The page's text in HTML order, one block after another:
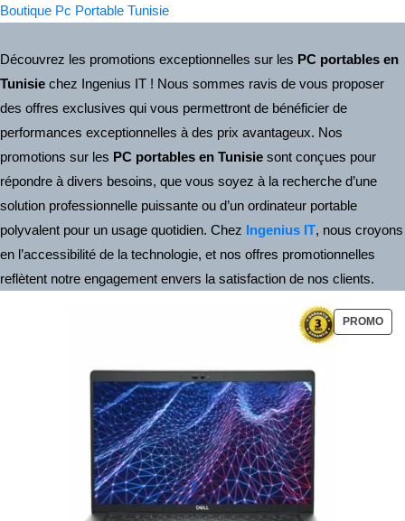
Boutique Pc Portable Tunisie
Découvrez les promotions exceptionnelles sur les PC portables en
Tunisie chez Ingenius IT ! Nous sommes ravis de vous proposer
des offres exclusives qui vous permettront de bénéficier de
performances exceptionnelles à des prix avantageux. Nos
promotions sur les PC portables en Tunisie sont conçues pour
répondre à divers besoins, que vous soyez à la recherche d’une
solution professionnelle puissante ou d’un ordinateur portable
polyvalent pour un usage quotidien. Chez Ingenius IT, nous croyons
en l’accessibilité de la technologie, et nos offres promotionnelles
reflètent notre engagement envers la satisfaction de nos clients.
PROMO